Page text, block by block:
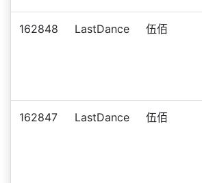
162848 LastDance 伍佰
162847 LastDance 伍佰